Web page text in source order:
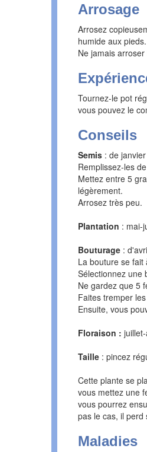
Arrosage
Arrosez
humide aux pieds.
Ne jamais
Tournez-le pot
vous pouvez le
Conseils
Semis : de
Remplissez-les
Mettez entre 5
légèrement.
Arrosez très peu.
Plantation : mai-
Bouturage :
La bouture se
Sélectionnez une
Ne gardez que 5
Faites tremper
Ensuite, vous
Floraison :
Taille : pincez
Cette plante se
vous mettez une
vous pourrez
pas le cas, il perd
Maladies